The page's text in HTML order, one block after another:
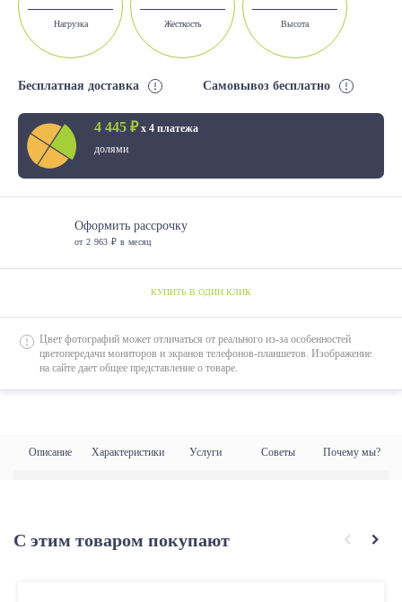
Описание Характеристики Услуги Советы Почему мы?
Нагрузка Жесткость Высота
Бесплатная доставка Самовывоз бесплатно
4 445 ₽х 4 платежа
долями
Оформить рассрочку
от 2 963 ₽ в месяц
КУПИТЬ В ОДИН КЛИК
Цвет фотографий может отличаться от реального из-за особенностей
цветопередачи мониторов и экранов телефонов-планшетов. Изображение
на сайте дает общее представление о товаре.
С этим товаром покупают